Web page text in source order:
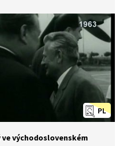
PL
východoslovenském